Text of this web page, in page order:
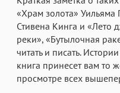
«Храм золота»
Стивена Кинга и «Лето
реки», «Бутылочная
читать и писать.
книга принесет вам то
просмотре всех